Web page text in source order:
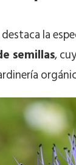
la
semillas,